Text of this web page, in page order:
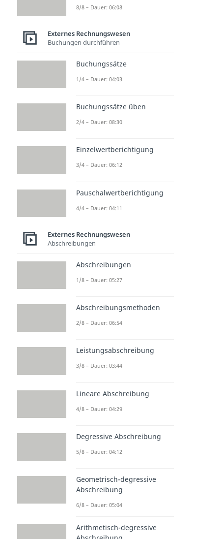
8/8 – Dauer: 06:08
Externes Rechnungswesen
Buchungen durchführen
Buchungssätze
1/4 – Dauer: 04:03
Buchungssätze üben
2/4 – Dauer: 08:30
Einzelwertberichtigung
3/4 – Dauer: 06:12
Pauschalwertberichtigung
4/4 – Dauer: 04:11
Externes Rechnungswesen
Abschreibungen
Abschreibungen
1/8 – Dauer: 05:27
Abschreibungsmethoden
2/8 – Dauer: 06:54
Leistungsabschreibung
3/8 – Dauer: 03:44
Lineare Abschreibung
4/8 – Dauer: 04:29
Degressive Abschreibung
5/8 – Dauer: 04:12
Geometrisch-degressive
Abschreibung
6/8 – Dauer: 05:04
Arithmetisch-degressive